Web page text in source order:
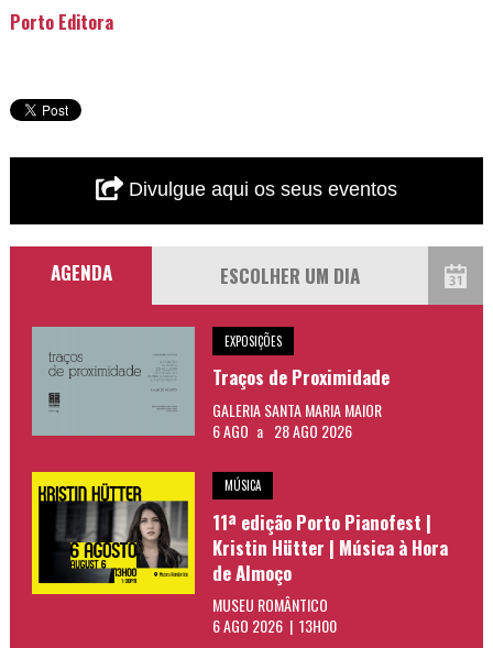
Porto Editora
Divulgue aqui os seus eventos
AGENDA
EXPOSIÇÕES
Traços de Proximidade
GALERIA SANTA MARIA MAIOR
6 AGO a 28 AGO 2026
MÚSICA
11ª edição Porto Pianofest |
Kristin Hütter | Música à Hora
de Almoço
MUSEU ROMÂNTICO
6 AGO 2026 | 13H00